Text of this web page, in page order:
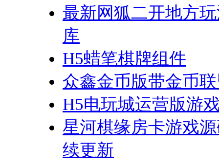
最新网狐二开地方
库
H5蜡笔棋牌组件
众鑫金币版带金币
H5电玩城运营版游
星河棋缘房卡游戏
续更新